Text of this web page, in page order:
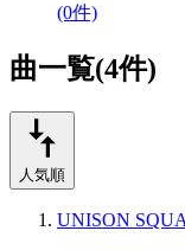
(0件)
曲一覧(4件)
人気順
UNISON